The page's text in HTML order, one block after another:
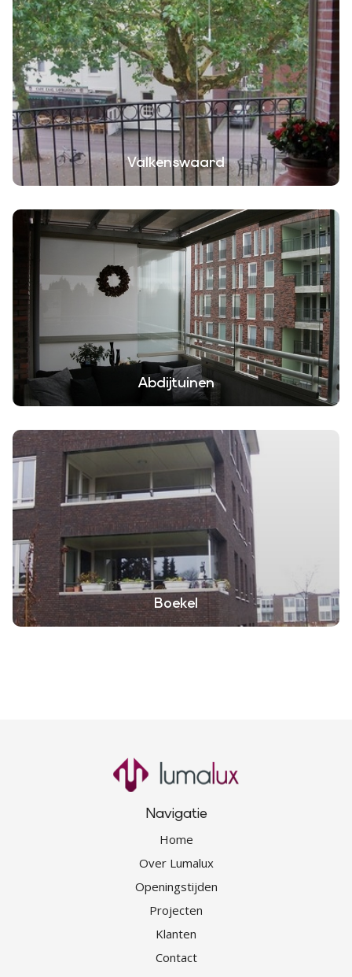
Valkenswaard
Abdijtuinen
Boekel
Navigatie
Home
Over Lumalux
Openingstijden
Projecten
Klanten
Contact